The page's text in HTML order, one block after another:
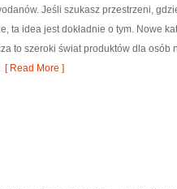
Jeśli szukasz przestrzeni,
ta idea jest dokładnie o tym. Nowe
to szeroki świat produktów dla osób
[ Read More ]